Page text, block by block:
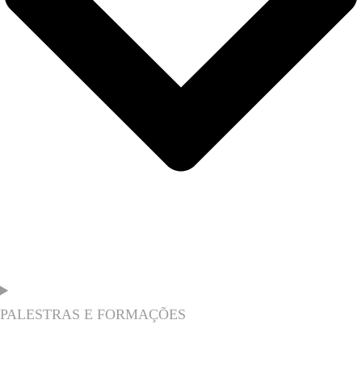
PALESTRAS E FORMAÇÕES